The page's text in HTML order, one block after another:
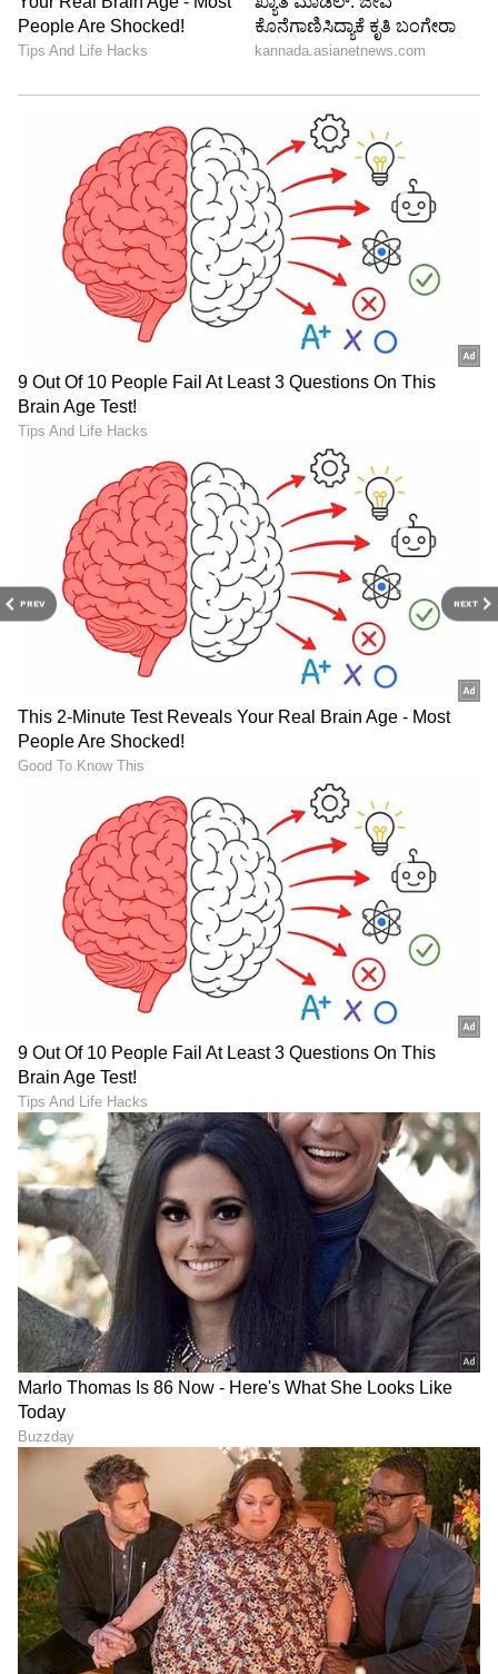
PREV NEXT
ಟ್ರೆಂಡಿಂಗ್ ನ್ಯೂಸಲ್ಲಿ ಹೆಚ್ಚು ಆಸಕ್ತಿ ಇದ್ದು, ಸಿನಿಮಾ, ಬ್ಯುಸಿನೆಸ್,
ಆರೋಗ್ಯ, ಕ್ರೈಂ, ಕ್ರೀಡೆ ಸೇರಿ ಎಲ್ಲ ಕ್ಷೇತ್ರದ ಸುದ್ದಿ ಬರೆಯುತ್ತೇನೆ.
ಆಹಾರ ಆರೋಗ್ಯಕರ ಆಹಾರಗಳು ಆರೋಗ್ಯ
DOWNLOAD APP
RECOMMENDED STORIES
ದೋಸೆ ಮಾಡೋಕೆ ಆಸೆಯಾದ್ರೂ
ಸೀಯುತ್ತೆ, ಅಂಟಿಕೊಳ್ಳುತ್ತೆ
ಅನ್ನೋ ಚಿಂತೆನಾ.. ಈ ತವಾ
ತಗೊಂಡ್ರೆ ದಿನಾ ಮಾಡ್ತೀರಿ
ಈ ಗ್ರಾಮದಲ್ಲಿ ಈರುಳ್ಳಿ
ಖರೀದಿಸೋದು ಬಿಡಿ, ತಿನ್ನೋದು
ಇಲ್ಲ.. ಯಾಕೆ ಅಂತ ಗೊತ್ತಾದ್ತೆ
ಶಾಕ್ ಆಗ್ತೀರಾ!
ಇಡ್ಲಿ ದೋಸೆ ಒಂದೇ ಹಿಟ್ಟಿನಿಂದ
ತಯಾರಿಸಿದರೂ ಆರೋಗ್ಯಕ್ಕೆ
ಯಾವುದು ಹೆಚ್ಚು ಒಳ್ಳೆಯದು?
ಆಹಾರಗಳಿಂದ ದೂರವಿರಿ,
ಇಲ್ಲದಿದ್ದರೆ ಕಷ್ಟ
LATEST VIDEOS
"ರಾಜಕೀಯ ಬೇಡ, ಸಿನಿಮಾನೇ ಪ್ರಾಣ":
ಕನಕೋತ್ಸವದಲ್ಲಿ ರಿಷಬ್ ಶೆಟ್ಟಿ | Rishab
Shetty speech | Suvarna News
ಶೇ.50 ರಿಂದ ಶೇ.18 ಕ್ಕೆ TAX ಇಳಿಕೆ: ಮೋದಿ-
ಟ್ರಂಪ್ ಐತಿಹಾಸಿಕ ಒಪ್ಪಂದ | India US
Trade Deal | Party Rounds